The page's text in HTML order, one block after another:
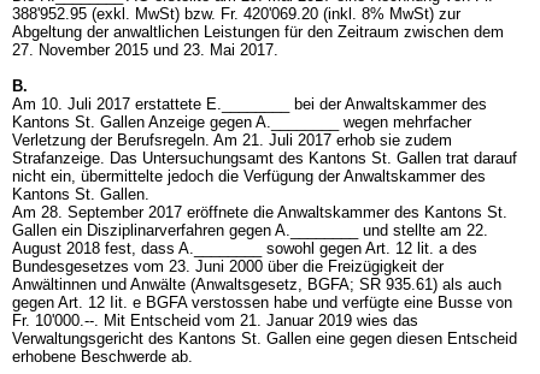
388'952.95 (exkl. MwSt) bzw. Fr. 420'069.20 (inkl. 8% MwSt) zur
Abgeltung der anwaltlichen Leistungen für den Zeitraum zwischen dem
27. November 2015 und 23. Mai 2017.
B.
Am 10. Juli 2017 erstattete E.________ bei der Anwaltskammer des
Kantons St. Gallen Anzeige gegen A.________ wegen mehrfacher
Verletzung der Berufsregeln. Am 21. Juli 2017 erhob sie zudem
Strafanzeige. Das Untersuchungsamt des Kantons St. Gallen trat darauf
nicht ein, übermittelte jedoch die Verfügung der Anwaltskammer des
Kantons St. Gallen.
Am 28. September 2017 eröffnete die Anwaltskammer des Kantons St.
Gallen ein Disziplinarverfahren gegen A.________ und stellte am 22.
August 2018 fest, dass A.________ sowohl gegen Art. 12 lit. a des
Bundesgesetzes vom 23. Juni 2000 über die Freizügigkeit der
Anwältinnen und Anwälte (Anwaltsgesetz, BGFA; SR 935.61) als auch
gegen Art. 12 Iit. e BGFA verstossen habe und verfügte eine Busse von
Fr. 10'000.--. Mit Entscheid vom 21. Januar 2019 wies das
Verwaltungsgericht des Kantons St. Gallen eine gegen diesen Entscheid
erhobene Beschwerde ab.